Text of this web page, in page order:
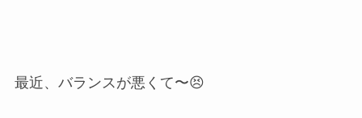
最近、バランスが悪くて〜😣